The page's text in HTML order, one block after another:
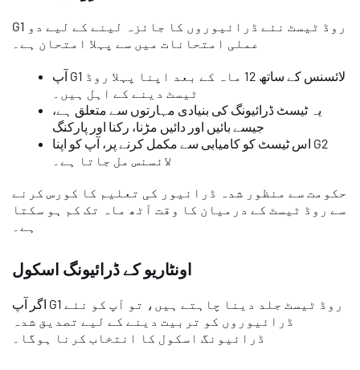
G1 روڈ ٹیسٹ نئے ڈرائیوروں کا جائزہ لینے کے لیے دو
عملی امتحانات میں سے پہلا امتحان ہے۔
آپ G1 لائسنس کے ساتھ 12 ماہ کے بعد اپنا پہلا روڈ
ٹیسٹ دینے کے اہل ہیں۔
یہ ٹیسٹ ڈرائیونگ کی بنیادی مہارتوں سے متعلق ہے،
جیسے بائیں اور دائیں مڑنا، رکنا اور پارکنگ
اس ٹیسٹ کو کامیابی سے مکمل کرنے پر، آپ کو اپنا G2
لائسنس مل جاتا ہے۔
حکومت سے منظور شدہ ڈرائیور کی تعلیم کا کورس کرنے
سے روڈ ٹیسٹ کے درمیان کا وقت آٹھ ماہ تک کم ہو سکتا
ہے۔
اونٹاریو کے ڈرائیونگ اسکول
اگر آپ G1 روڈ ٹیسٹ جلد دینا چاہتے ہیں، تو آپ کو نئے
ڈرائیوروں کو تربیت دینے کے لیے تصدیق شدہ
ڈرائیونگ اسکول کا انتخاب کرنا ہوگا۔